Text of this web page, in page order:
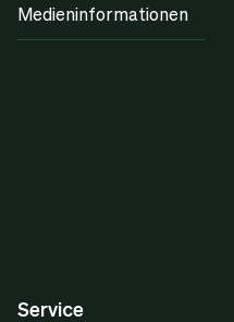
Medieninformationen
Service